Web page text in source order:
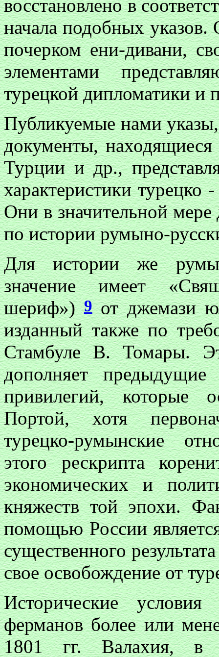
восстановлено в
начала подобных
почерком ени-дивани,
элементами
турецкой дипломатики и
Публикуемые нами
документы,
Турции и др.,
характеристики
Они в значительной
по истории румыно-
Для истории же
значение имеет
шериф»)9от джемази
изданный также по
Стамбуле В. Томары.
дополняет
привилегий, которые
Портой, хотя
турецко-румынские
этого рескрипта
экономических и
княжеств той эпохи.
помощью России
существенного
свое освобождение от
Исторические
ферманов более или
1801 гг. Валахия, в